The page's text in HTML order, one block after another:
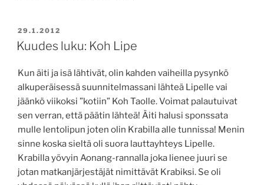
JULKAISTU
29.1.2012
Kuudes luku: Koh Lipe
Kun äiti ja isä lähtivät, olin kahden vaiheilla pysynkö
alkuperäisessä suunnitelmassani lähteä Lipelle vai
jäänkö viikoksi ”kotiin” Koh Taolle. Voimat palautuivat
sen verran, että päätin lähteä! Äiti halusi sponssata
mulle lentolipun joten olin Krabilla alle tunnissa! Menin
sinne koska sieltä oli suora lauttayhteys Lipelle.
Krabilla yövyin Aonang-rannalla joka lienee juuri se
jotan matkanjärjestäjät nimittävät Krabiksi. Se oli